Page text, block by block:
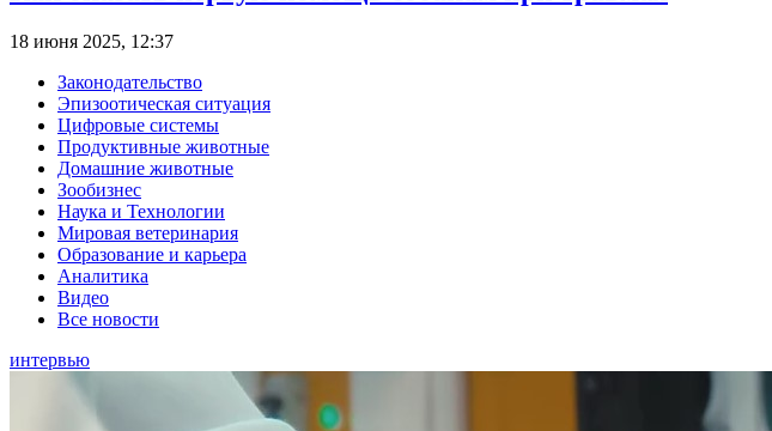
18 июня 2025, 12:37
Законодательство
Эпизоотическая ситуация
Цифровые системы
Продуктивные животные
Домашние животные
Зообизнес
Наука и Технологии
Мировая ветеринария
Образование и карьера
Аналитика
Видео
Все новости
интервью